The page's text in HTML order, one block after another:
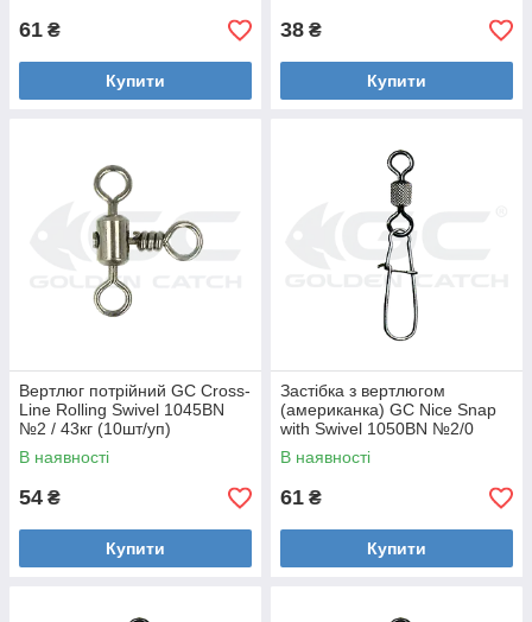
61 ₴
Купити
38 ₴
Купити
Вертлюг потрійний GC Cross-
Line Rolling Swivel 1045BN
№2 / 43кг (10шт/уп)
В наявності
54 ₴
Купити
Застібка з вертлюгом
(американка) GC Nice Snap
with Swivel 1050BN №2/0
(4шт / 40кг) Black Nickel
В наявності
61 ₴
Купити